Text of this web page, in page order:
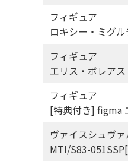
フィギュア
ロキシー・ミグ
フィギュア
エリス・ボレア
フィギュア
[特典付き] figma
ヴァイスシュヴ
MTI/S83-